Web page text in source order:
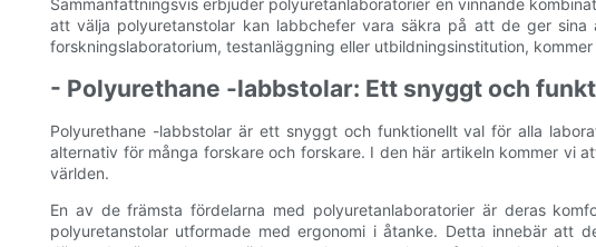
Sammanfattningsvis erbjuder polyuretanlaboratorier en vinnande
att välja polyuretanstolar kan labbchefer vara säkra på att de ger
forskningslaboratorium, testanläggning eller utbildningsinstitution,
- Polyurethane -labbstolar: Ett snyggt och
Polyurethane -labbstolar är ett snyggt och funktionellt val för alla
alternativ för många forskare och forskare. I den här artikeln kommer vi
världen.
En av de främsta fördelarna med polyuretanlaboratorier är deras
polyuretanstolar utformade med ergonomi i åtanke. Detta innebär